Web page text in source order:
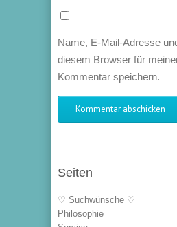
Name, E-Mail-Adresse
diesem Browser für
Kommentar speichern.
Seiten
♡ Suchwünsche ♡
Philosophie